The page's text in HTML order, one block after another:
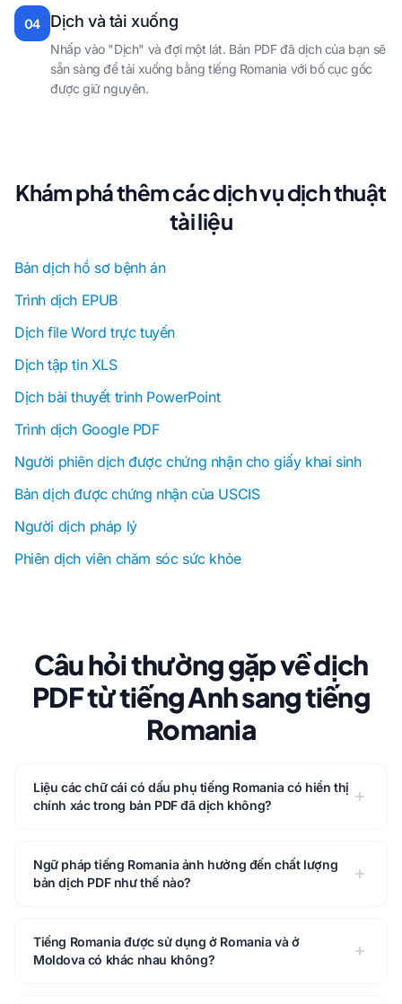
04 Dịch và tải xuống
Nhấp vào "Dịch" và đợi một lát. Bản PDF đã dịch của bạn sẽ
sẵn sàng để tải xuống bằng tiếng Romania với bố cục gốc
được giữ nguyên.
Khám phá thêm các dịch vụ dịch thuật
tài liệu
Bản dịch hồ sơ bệnh án
Trình dịch EPUB
Dịch file Word trực tuyến
Dịch tập tin XLS
Dịch bài thuyết trình PowerPoint
Trình dịch Google PDF
Người phiên dịch được chứng nhận cho giấy khai sinh
Bản dịch được chứng nhận của USCIS
Người dịch pháp lý
Phiên dịch viên chăm sóc sức khỏe
Câu hỏi thường gặp về dịch
PDF từ tiếng Anh sang tiếng
Romania
Liệu các chữ cái có dấu phụ tiếng Romania có hiển thị
chính xác trong bản PDF đã dịch không?
Ngữ pháp tiếng Romania ảnh hưởng đến chất lượng
bản dịch PDF như thế nào?
Tiếng Romania được sử dụng ở Romania và ở
Moldova có khác nhau không?